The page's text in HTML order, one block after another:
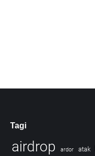
Tagi
airdrop ardor atak